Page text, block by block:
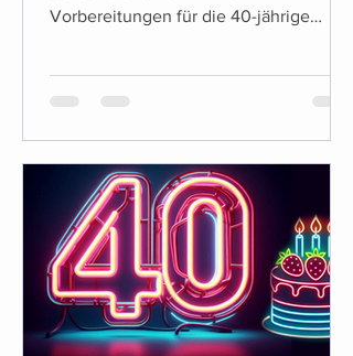
Vorbereitungen für die 40-jährige